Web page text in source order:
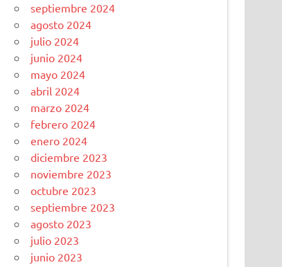
septiembre 2024
agosto 2024
julio 2024
junio 2024
mayo 2024
abril 2024
marzo 2024
febrero 2024
enero 2024
diciembre 2023
noviembre 2023
octubre 2023
septiembre 2023
agosto 2023
julio 2023
junio 2023